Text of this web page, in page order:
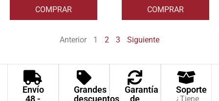
COMPRAR COMPRAR
Anterior 1 2 3 Siguiente
Envío
48 -
Grandes
descuentos
Garantía
de
Soporte
¿Tiene